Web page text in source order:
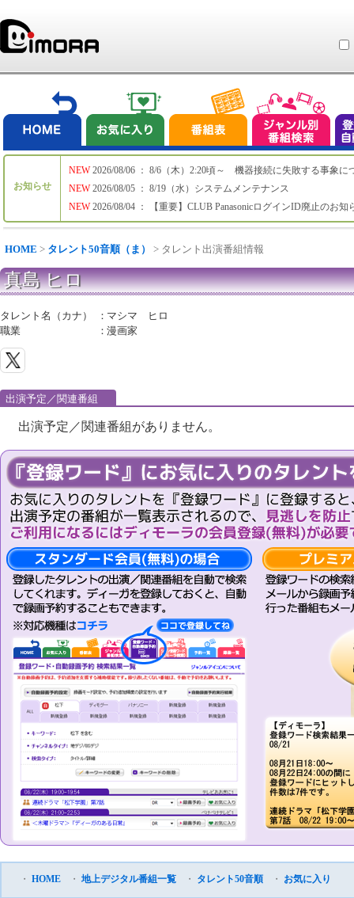
お知らせ
NEW
NEW
NEW
2026/08/06 ： 8/6（木）2:20頃～ 機器接続に失敗する事象に
2026/08/05 ： 8/19（水）システムメンテナンス
2026/08/04 ： 【重要】CLUB PanasonicログインID廃止のお知
HOME > タレント50音順（ま） > タレント出演番組情報
真島 ヒロ
タレント名（カナ） ： マシマ ヒロ
職業
：漫画家
出演予定／関連番組
出演予定／関連番組がありません。
・ HOME ・ 地上デジタル番組一覧 ・ タレント50音順 ・ お気に入り